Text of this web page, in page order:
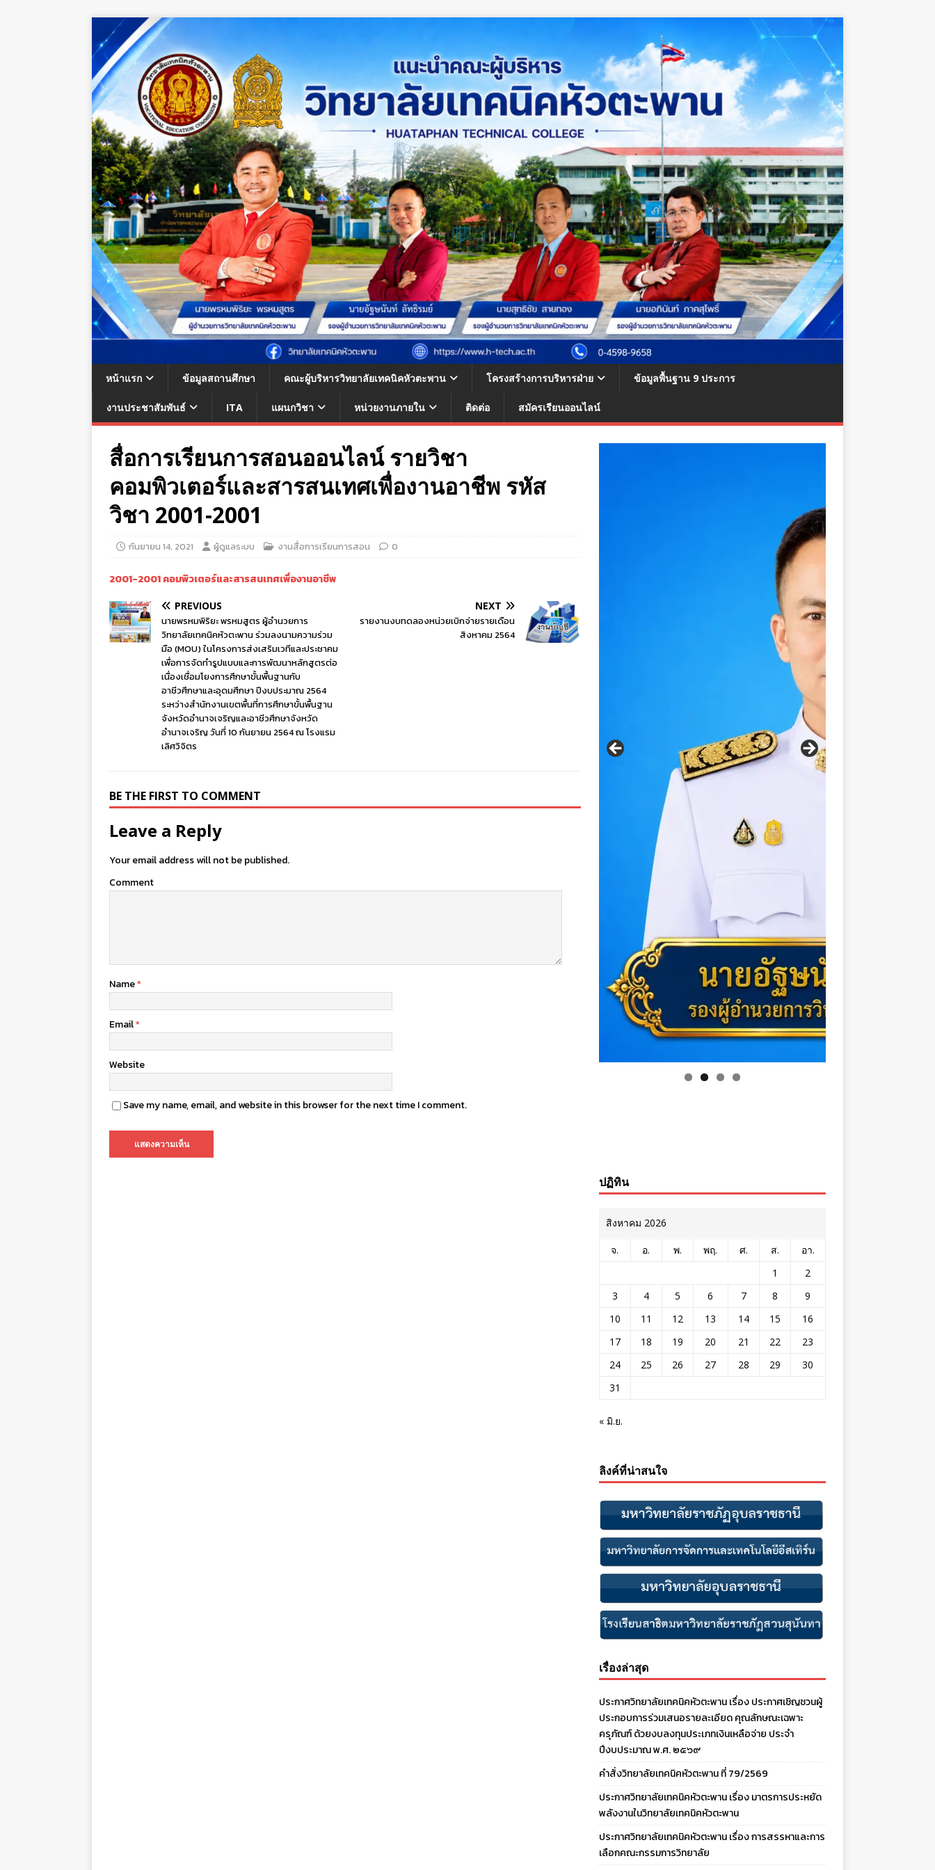
หน้าแรก ข้อมูลสถานศึกษา คณะผู้บริหารวิทยาลัยเทคนิคหัวตะพาน โครงสร้างการบริหารฝ่าย ข้อมูลพื้นฐาน 9 ประการ
งานประชาสัมพันธ์ ITA แผนกวิชา หน่วยงานภายใน ติดต่อ สมัครเรียนออนไลน์
สื่อการเรียนการสอนออนไลน์ รายวิชา
คอมพิวเตอร์และสารสนเทศเพื่องานอาชีพ รหัส
วิชา 2001-2001
กันยายน 14, 2021 ผู้ดูแลระบบ งานสื่อการเรียนการสอน 0
2001-2001 คอมพิวเตอร์และสารสนเทศเพื่องานอาชีพ
PREVIOUS
นายพรหมพิริยะ พรหมสูตร ผู้อำนวยการ
วิทยาลัยเทคนิคหัวตะพาน ร่วมลงนามความร่วม
มือ (MOU) ในโครงการส่งเสริมเวทีและประชาคม
เพื่อการจัดทำรูปแบบและการพัฒนาหลักสูตรต่อ
เนื่องเชื่อมโยงการศึกษาขั้นพื้นฐานกับ
อาชีวศึกษาและอุดมศึกษา ปีงบประมาณ 2564
ระหว่างสำนักงานเขตพื้นที่การศึกษาขั้นพื้นฐาน
จังหวัดอำนาจเจริญและอาชีวศึกษาจังหวัด
อำนาจเจริญ วันที่ 10 กันยายน 2564 ณ โรงแรม
เลิศวิจิตร
NEXT
รายงานงบทดลองหน่วยเบิกจ่ายรายเดือน
สิงหาคม 2564
BE THE FIRST TO COMMENT
Leave a Reply
Your email address will not be published.
Comment
Name*
Email*
Website
Save my name, email, and website in this browser for the next time I comment.
ปฏิทิน
สิงหาคม 2026
จ. อ. พ. พฤ. ศ. ส.
อา.
1
2
3
4 5 6 7 8
9
10
11 12 13 14 15
16
17
18 19 20 21 22
23
24
25 26 27 28 29
30
31
« มิ.ย.
ลิงค์ที่น่าสนใจ
เรื่องล่าสุด
ประกาศวิทยาลัยเทคนิคหัวตะพาน เรื่อง ประกาศเชิญชวนผู้
ประกอบการร่วมเสนอรายละเอียด คุณลักษณะเฉพาะ
ครุภัณฑ์ ด้วยงบลงทุนประเภทเงินเหลือจ่าย ประจํา
ปีงบประมาณ พ.ศ. ๒๕๖๙
คำสั่งวิทยาลัยเทคนิคหัวตะพาน ที่ 79/2569
ประกาศวิทยาลัยเทคนิคหัวตะพาน เรื่อง มาตรการประหยัด
พลังงานในวิทยาลัยเทคนิคหัวตะพาน
ประกาศวิทยาลัยเทคนิคหัวตะพาน เรื่อง การสรรหาและการ
เลือกคณะกรรมการวิทยาลัย